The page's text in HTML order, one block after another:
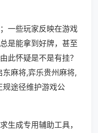
一些玩家反映在游戏
是能拿到好牌，甚至
此怀疑是不是有挂？
麻将,弈乐贵州麻将,
途径维护游戏公
生成专用辅助工具，